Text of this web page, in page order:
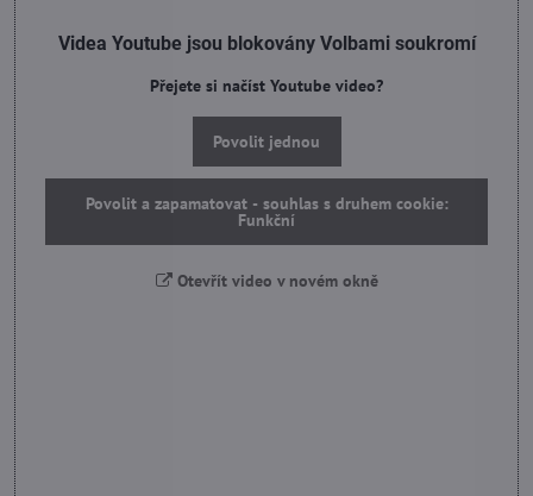
Videa Youtube jsou blokovány Volbami soukromí
Přejete si načíst Youtube video?
Povolit jednou
Povolit a zapamatovat - souhlas s druhem cookie:
Funkční
Otevřít video v novém okně